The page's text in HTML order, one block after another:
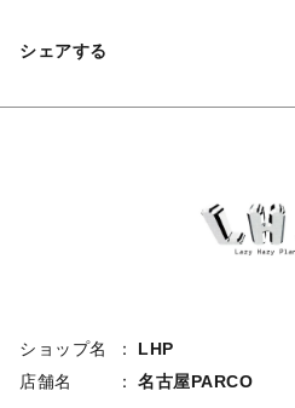
シェアする
ショップ名
LHP
店舗名
名古屋PARCO